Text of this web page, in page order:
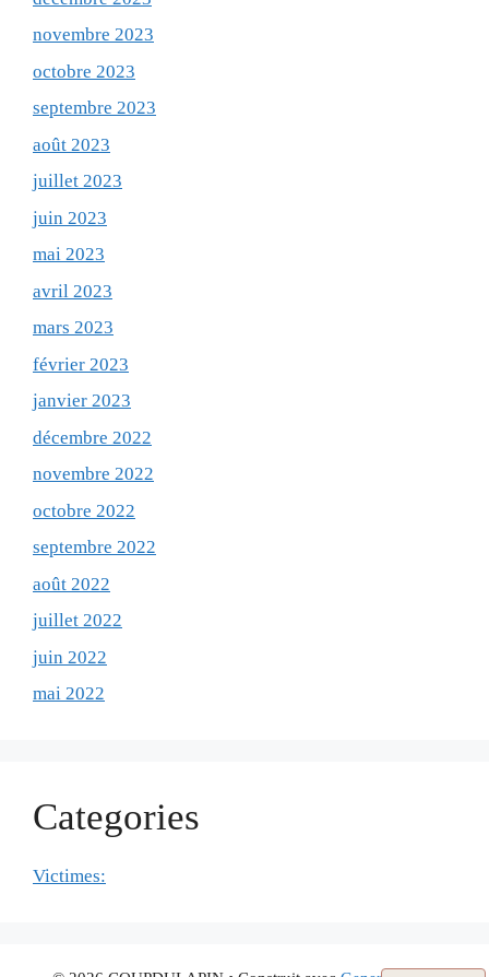
novembre 2023
octobre 2023
septembre 2023
août 2023
juillet 2023
juin 2023
mai 2023
avril 2023
mars 2023
février 2023
janvier 2023
décembre 2022
novembre 2022
octobre 2022
septembre 2022
août 2022
juillet 2022
juin 2022
mai 2022
Categories
Victimes: